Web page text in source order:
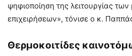
ψηφιοποίηση της λειτουργίας
επιχειρήσεων», τόνισε ο κ.
Θερμοκοιτίδες